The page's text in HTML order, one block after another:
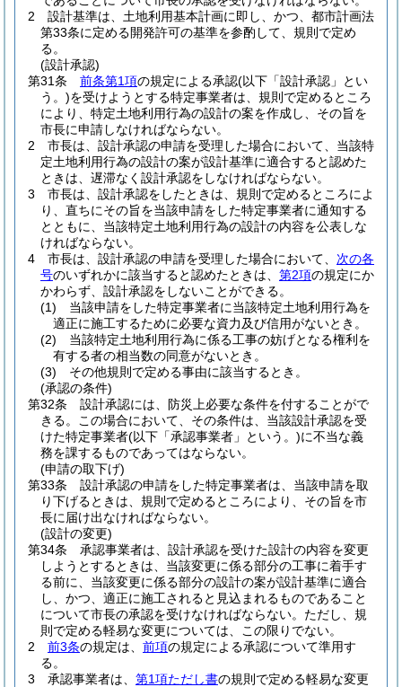
2
設計基準は、土地利用基本計画に即し、かつ、都市計画法
第33条に定める開発許可の基準を参酌して、規則で定め
る。
(設計承認)
第31条
前条第1項の規定による承認(以下「設計承認」とい
う。)を受けようとする特定事業者は、規則で定めるところ
により、特定土地利用行為の設計の案を作成し、その旨を
市長に申請しなければならない。
2
市長は、設計承認の申請を受理した場合において、当該特
定土地利用行為の設計の案が設計基準に適合すると認めた
ときは、遅滞なく設計承認をしなければならない。
3
市長は、設計承認をしたときは、規則で定めるところによ
り、直ちにその旨を当該申請をした特定事業者に通知する
とともに、当該特定土地利用行為の設計の内容を公表しな
ければならない。
4
市長は、設計承認の申請を受理した場合において、 次の各
号のいずれかに該当すると認めたときは、 第2項の規定にか
かわらず、設計承認をしないことができる。
(1)
当該申請をした特定事業者に当該特定土地利用行為を
適正に施工するために必要な資力及び信用がないとき。
(2)
当該特定土地利用行為に係る工事の妨げとなる権利を
有する者の相当数の同意がないとき。
(3)
その他規則で定める事由に該当するとき。
(承認の条件)
第32条
設計承認には、防災上必要な条件を付することがで
きる。
この場合において、その条件は、当該設計承認を受
けた特定事業者(以下「承認事業者」という。)に不当な義
務を課するものであってはならない。
(申請の取下げ)
第33条
設計承認の申請をした特定事業者は、当該申請を取
り下げるときは、規則で定めるところにより、その旨を市
長に届け出なければならない。
(設計の変更)
第34条
承認事業者は、設計承認を受けた設計の内容を変更
しようとするときは、当該変更に係る部分の工事に着手す
る前に、当該変更に係る部分の設計の案が設計基準に適合
し、かつ、適正に施工されると見込まれるものであること
について市長の承認を受けなければならない。 ただし、規
則で定める軽易な変更については、この限りでない。
2
前3条の規定は、 前項の規定による承認について準用す
る。
3
承認事業者は、 第1項ただし書の規則で定める軽易な変更